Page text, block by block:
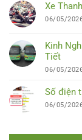
Xe
06/05/
Kinh
Tiết
06/05/
Số điện
06/05/